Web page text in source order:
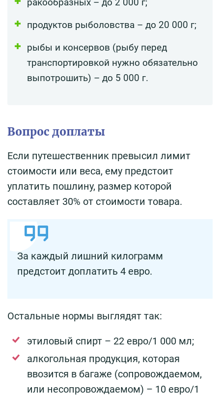
ракообразных – до 2 000 г;
продуктов рыболовства – до 20 000 г;
рыбы и консервов (рыбу перед
транспортировкой нужно обязательно
выпотрошить) – до 5 000 г.
Вопрос доплаты
Если путешественник превысил лимит
стоимости или веса, ему предстоит
уплатить пошлину, размер которой
составляет 30% от стоимости товара.
За каждый лишний килограмм
предстоит доплатить 4 евро.
Остальные нормы выглядят так:
этиловый спирт – 22 евро/1 000 мл;
алкогольная продукция, которая
ввозится в багаже (сопровождаемом,
или несопровождаемом) – 10 евро/1